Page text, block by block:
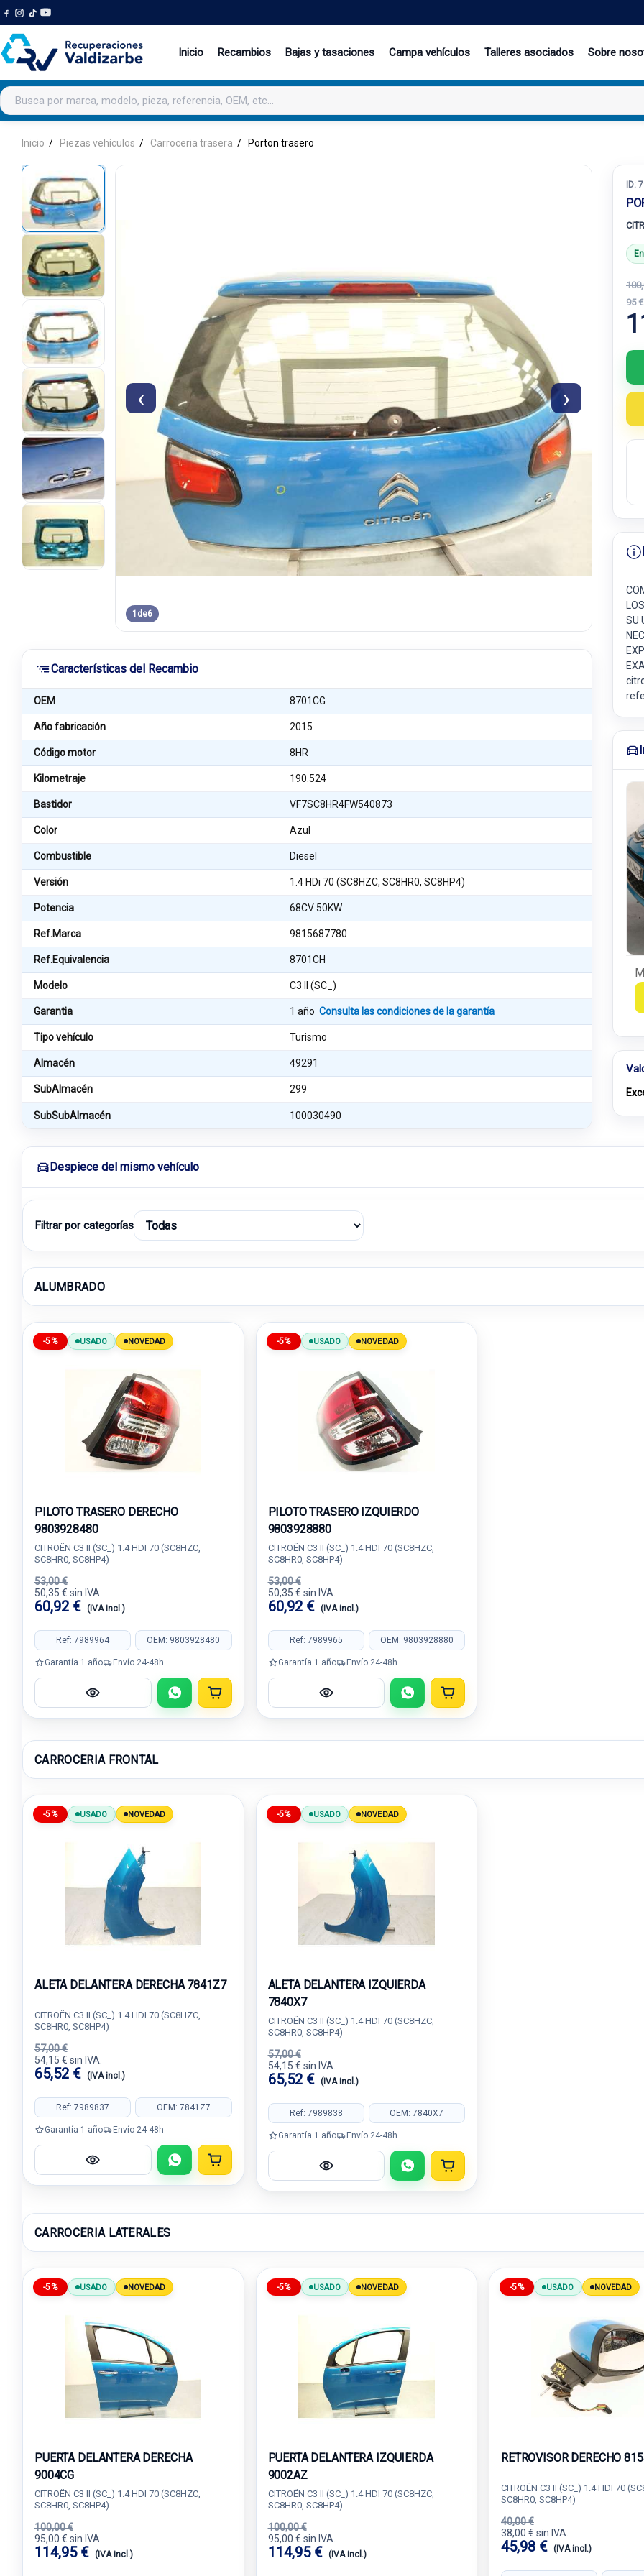
Inicio Recambios Bajas y tasaciones Campa vehículos Talleres asociados Sobre
Buscar productos
Inicio Piezas vehículos Carroceria trasera Porton trasero
‹ ›
1 de6
Características del Recambio
OEM 8701CG
Año fabricación 2015
Código motor 8HR
Kilometraje 190.524
Bastidor VF7SC8HR4FW540873
Color Azul
Combustible Diesel
Versión 1.4 HDi 70 (SC8HZC, SC8HR0, SC8HP4)
Potencia 68CV 50KW
Ref.Marca 9815687780
Ref.Equivalencia 8701CH
Modelo C3 II (SC_)
Garantia 1 añoConsulta las condiciones de la garantía
Tipo vehículo Turismo
Almacén 49291
SubAlmacén 299
SubSubAlmacén 100030490
ID:
95
SU
Despiece del mismo vehículo
Filtrar por categorías
ALUMBRADO
-5% USADO NOVEDAD
PILOTO TRASERO DERECHO
9803928480
CITROËN C3 II (SC_) 1.4 HDI 70 (SC8HZC,
SC8HR0, SC8HP4)
53,00 €
50,35 € sin IVA.
60,92 € (IVA incl.)
Ref: 7989964 OEM: 9803928480
Garantía 1 año Envío 24-48h
-5% USADO NOVEDAD
PILOTO TRASERO IZQUIERDO
9803928880
CITROËN C3 II (SC_) 1.4 HDI 70 (SC8HZC,
SC8HR0, SC8HP4)
53,00 €
50,35 € sin IVA.
60,92 € (IVA incl.)
Ref: 7989965 OEM: 9803928880
Garantía 1 año Envío 24-48h
CARROCERIA FRONTAL
-5% USADO NOVEDAD
ALETA DELANTERA DERECHA 7841Z7
CITROËN C3 II (SC_) 1.4 HDI 70 (SC8HZC,
SC8HR0, SC8HP4)
57,00 €
54,15 € sin IVA.
65,52 € (IVA incl.)
Ref: 7989837 OEM: 7841Z7
Garantía 1 año Envío 24-48h
-5% USADO NOVEDAD
ALETA DELANTERA IZQUIERDA
7840X7
CITROËN C3 II (SC_) 1.4 HDI 70 (SC8HZC,
SC8HR0, SC8HP4)
57,00 €
54,15 € sin IVA.
65,52 € (IVA incl.)
Ref: 7989838 OEM: 7840X7
Garantía 1 año Envío 24-48h
CARROCERIA LATERALES
-5% USADO NOVEDAD
PUERTA DELANTERA DERECHA
9004CG
CITROËN C3 II (SC_) 1.4 HDI 70 (SC8HZC,
SC8HR0, SC8HP4)
100,00 €
95,00 € sin IVA.
114,95 € (IVA incl.)
-5% USADO NOVEDAD
PUERTA DELANTERA IZQUIERDA
9002AZ
CITROËN C3 II (SC_) 1.4 HDI 70 (SC8HZC,
SC8HR0, SC8HP4)
100,00 €
95,00 € sin IVA.
114,95 € (IVA incl.)
-5% USADO NOVEDAD
RETROVISOR DERECHO
CITROËN C3 II (SC_) 1.4 HDI 70
SC8HR0, SC8HP4)
40,00 €
38,00 € sin IVA.
45,98 € (IVA incl.)